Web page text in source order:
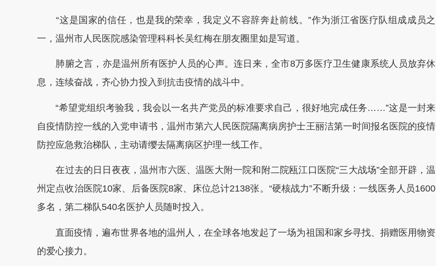
“这是国家的信任，也是我的荣幸，我定义不容辞奔赴前线。”作为浙江省医疗队组成成员之
一，温州市人民医院感染管理科科长吴红梅在朋友圈里如是写道。
肺腑之言，亦是温州所有医护人员的心声。连日来，全市8万多医疗卫生健康系统人员放弃休
息，连续奋战，齐心协力投入到抗击疫情的战斗中。
“希望党组织考验我，我会以一名共产党员的标准要求自己，很好地完成任务……”这是一封来
自疫情防控一线的入党申请书，温州市第六人民医院隔离病房护士王丽洁第一时间报名医院的疫情
防控应急救治梯队，主动请缨去隔离病区护理一线工作。
在过去的日日夜夜，温州市六医、温医大附一院和附二院瓯江口医院“三大战场”全部开辟，温
州定点收治医院10家、后备医院8家、床位总计2138张。“硬核战力”不断升级：一线医务人员1600
多名，第二梯队540名医护人员随时投入。
直面疫情，遍布世界各地的温州人，在全球各地发起了一场为祖国和家乡寻找、捐赠医用物资
的爱心接力。